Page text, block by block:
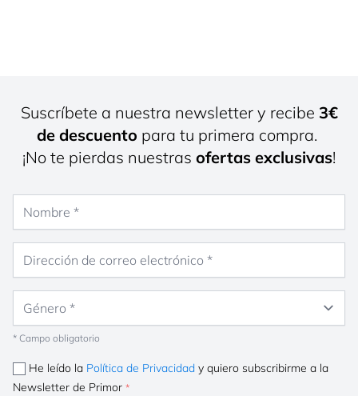
Suscríbete a nuestra newsletter y recibe 3€
de descuento para tu primera compra.
¡No te pierdas nuestras ofertas exclusivas!
* Campo obligatorio
He leído la Política de Privacidad y quiero subscribirme a la
Newsletter de Primor